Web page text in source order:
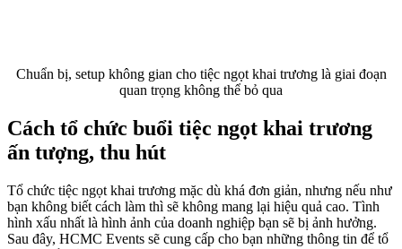
Chuẩn bị, setup không gian cho tiệc ngọt khai trương là giai đoạn
quan trọng không thể bỏ qua
Cách tổ chức buổi tiệc ngọt khai trương
ấn tượng, thu hút
Tổ chức tiệc ngọt khai trương mặc dù khá đơn giản, nhưng nếu như
bạn không biết cách làm thì sẽ không mang lại hiệu quả cao. Tình
hình xấu nhất là hình ảnh của doanh nghiệp bạn sẽ bị ảnh hưởng.
Sau đây, HCMC Events sẽ cung cấp cho bạn những thông tin để tổ